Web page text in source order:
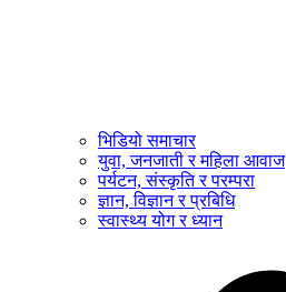
भिडियो समाचार
युवा, जनजाती र महिला आवाज
पर्यटन, संस्कृति र परम्परा
ज्ञान, विज्ञान र प्रबिधि
स्वास्थ्य योग र ध्यान